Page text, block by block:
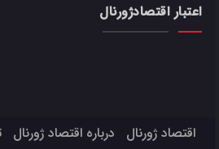
اعتبار اقتصادژورنال
اقتصاد ژورنال درباره اقتصاد ژورنال